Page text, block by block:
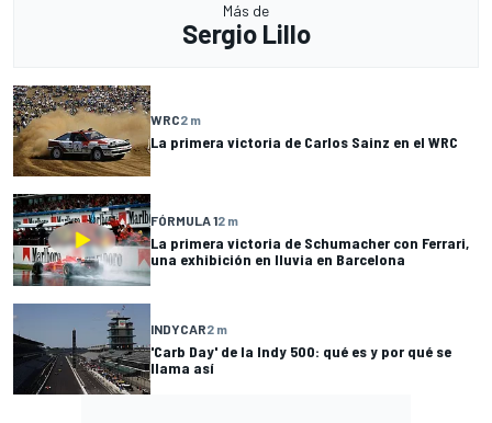
Más de
Sergio Lillo
WRC2 m
La primera victoria de Carlos Sainz en el WRC
FÓRMULA 12 m
La primera victoria de Schumacher con Ferrari,
una exhibición en lluvia en Barcelona
INDYCAR2 m
'Carb Day' de la Indy 500: qué es y por qué se
llama así